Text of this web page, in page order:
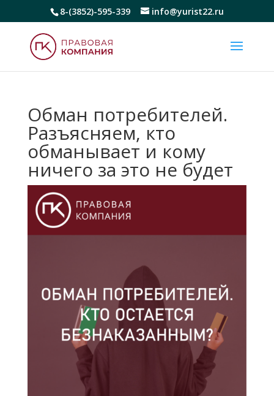
8-(3852)-595-339 info@yurist22.ru
Обман потребителей.
Разъясняем, кто
обманывает и кому
ничего за это не будет